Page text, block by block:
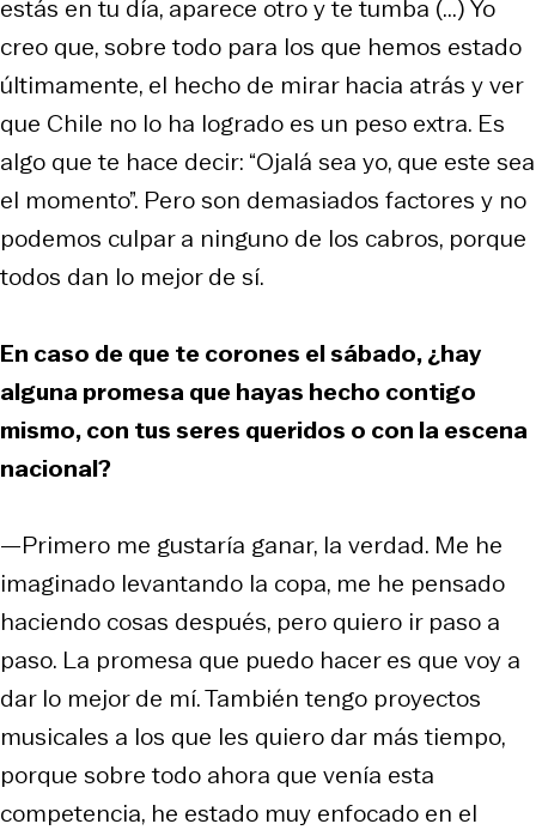
estás en tu día, aparece otro y te tumba (...) Yo
creo que, sobre todo para los que hemos estado
últimamente, el hecho de mirar hacia atrás y ver
que Chile no lo ha logrado es un peso extra. Es
algo que te hace decir: “Ojalá sea yo, que este sea
el momento”. Pero son demasiados factores y no
podemos culpar a ninguno de los cabros, porque
todos dan lo mejor de sí.
En caso de que te corones el sábado, ¿hay
alguna promesa que hayas hecho contigo
mismo, con tus seres queridos o con la escena
nacional?
—Primero me gustaría ganar, la verdad. Me he
imaginado levantando la copa, me he pensado
haciendo cosas después, pero quiero ir paso a
paso. La promesa que puedo hacer es que voy a
dar lo mejor de mí. También tengo proyectos
musicales a los que les quiero dar más tiempo,
porque sobre todo ahora que venía esta
competencia, he estado muy enfocado en el